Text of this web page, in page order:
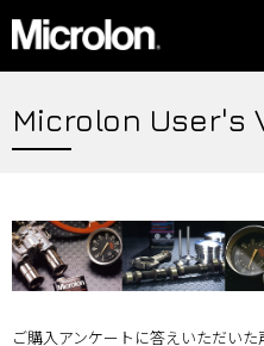
Microlon User's
ご購入アンケートに答えいただい